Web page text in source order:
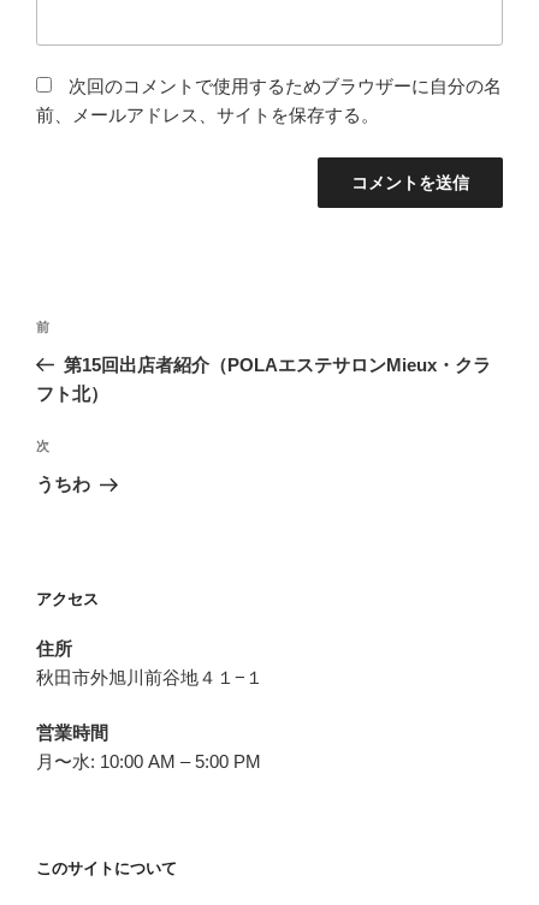
次回のコメントで使用するためブラウザーに自分の名
前、メールアドレス、サイトを保存する。
投
ナ
ゲ
ー
前
の
投
前
第15回出店者紹介（POLAエステサロンMieux・クラ
フト北）
次
の
次
うちわ
アクセス
住所
秋田市外旭川前谷地４１−１
営業時間
月〜水: 10:00 AM – 5:00 PM
このサイトについて